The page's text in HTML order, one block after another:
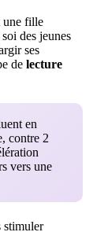
une fille
soi des jeunes
ses
de lecture
en
contre 2
vers une
stimuler